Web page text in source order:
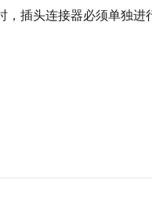
，插头连接器必须单独进